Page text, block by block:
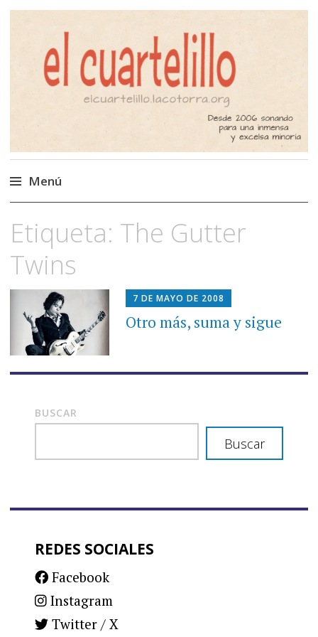
El Cuartelillo
Programa de radio de música
independiente. Podcast
Menú
al
contenido
Etiqueta: The Gutter
Twins
7 DE MAYO DE 2008
Otro más, suma y sigue
BUSCAR
Buscar
REDES SOCIALES
Facebook
Instagram
Twitter / X